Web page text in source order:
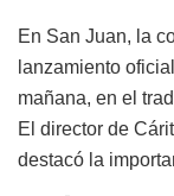
En San Juan, la
lanzamiento
mañana, en el
El director de
destacó la